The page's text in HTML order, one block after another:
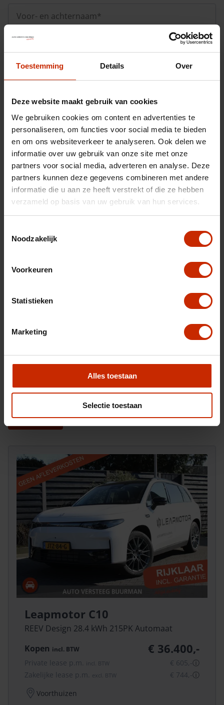
Toestemming Details Over
Deze website maakt gebruik van cookies
We gebruiken cookies om content en advertenties te
personaliseren, om functies voor social media te bieden
en om ons websiteverkeer te analyseren. Ook delen we
informatie over uw gebruik van onze site met onze
partners voor social media, adverteren en analyse. Deze
partners kunnen deze gegevens combineren met andere
informatie die u aan ze heeft verstrekt of die ze hebben
verzameld op basis van uw gebruik van hun services.
Noodzakelijk
Voorkeuren
Statistieken
Marketing
Alles toestaan
Selectie toestaan
Uw inruilauto
Na het invullen van dit formulier ontvangt u van ons
toe te sturen.
Versturen
Leapmotor C10
REEV Design 28.4 kWh 215PK Automaat
Kopen incl. BTW € 36.400,-
Private lease p.m. incl. BTW € 605,-ⓘ
Zakelijke lease p.m.
excl. BTW € 744,-ⓘ
Voorthuizen